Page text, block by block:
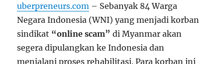
uberpreneurs.com – Sebanyak 84 Warga
Negara Indonesia (WNI) yang menjadi korban
sindikat “online scam” di Myanmar akan
segera dipulangkan ke Indonesia dan
menjalani proses rehabilitasi. Para korban ini